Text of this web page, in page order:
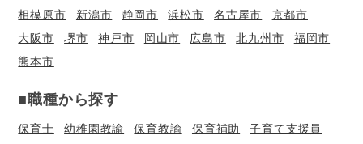
相模原市
新潟市 静岡市 浜松市 名古屋市
京都市
大阪市
堺市 神戸市 岡山市 広島市 北九州市
福岡市
熊本市
■職種から探す
保育士 幼稚園教諭 保育教諭 保育補助
子育て支援員